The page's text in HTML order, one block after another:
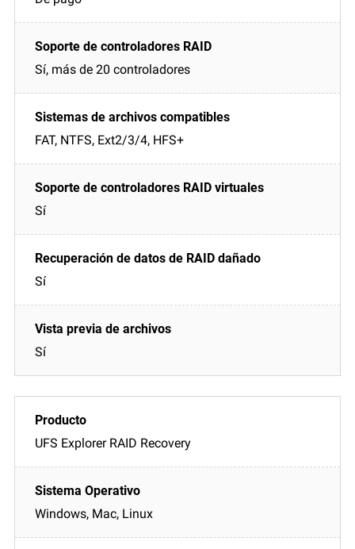
Sí, más de 20 controladores
FAT, NTFS, Ext2/3/4, HFS+
Sí
Sí
Sí
UFS Explorer RAID Recovery
Windows, Mac, Linux